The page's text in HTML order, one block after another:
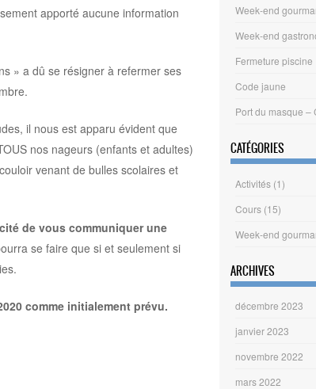
apporté aucune information
» a dû se résigner à refermer ses
il nous est apparu évident que
nos nageurs (enfants et adultes)
venant de bulles scolaires et
de vous communiquer une
se faire que si et seulement si
comme initialement prévu.
Week-end
Week-end
Fermeture piscine
Code jaune
Port du masque –
CATÉGORIES
Activités (1)
Cours (15)
Week-end
ARCHIVES
décembre 2023
janvier 2023
novembre 2022
mars 2022